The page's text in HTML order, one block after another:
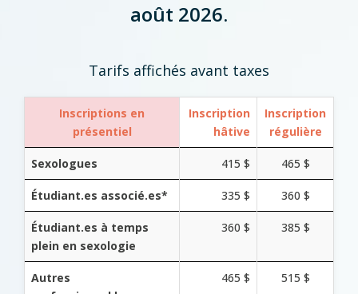
août 2026.
Tarifs affichés avant taxes
Inscriptions en
présentiel
Inscription
hâtive
Inscription
régulière
Sexologues 415 $ 465 $
Étudiant.es associé.es* 335 $ 360 $
Étudiant.es à temps
plein en sexologie
360 $ 385 $
Autres
465 $ 515 $